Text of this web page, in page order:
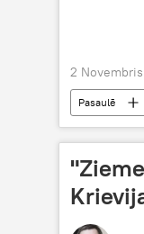
2
Pasaulē